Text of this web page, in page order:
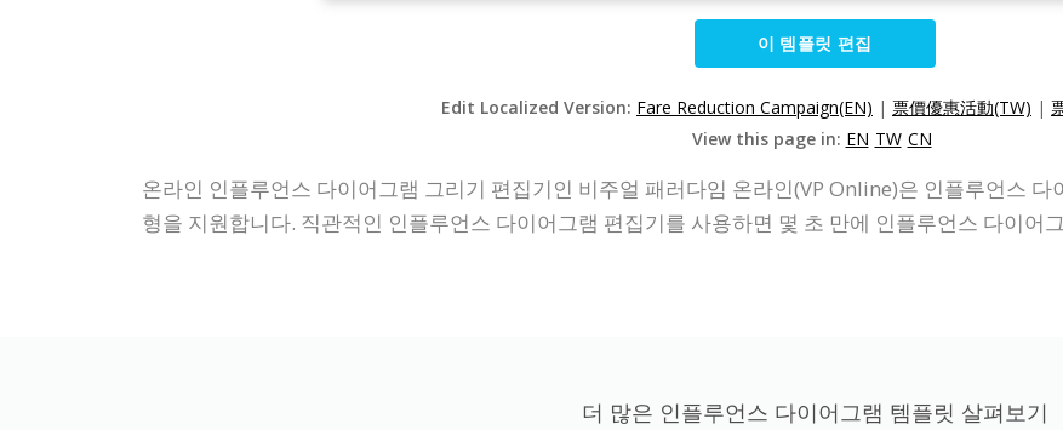
이 템플릿 편집
Edit Localized Version: Fare Reduction Campaign(EN) | 票價優惠活動(TW) |
View this page in: EN TW CN
온라인 인플루언스 다이어그램 그리기 편집기인 비주얼 패러다임 온라인(VP Online)은 인플루언스 다
형을 지원합니다. 직관적인 인플루언스 다이어그램 편집기를 사용하면 몇 초 만에 인플루언스 다이어
더 많은 인플루언스 다이어그램 템플릿 살펴보기